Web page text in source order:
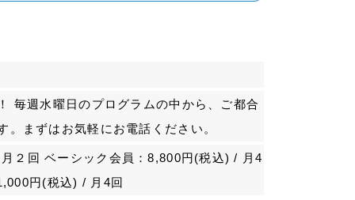
毎週水曜日のプログラムの中から、ご都合
。まずはお気軽にお電話ください。
２回 ベーシック会員：8,800円(税込) / 月4
円(税込) / 月4回